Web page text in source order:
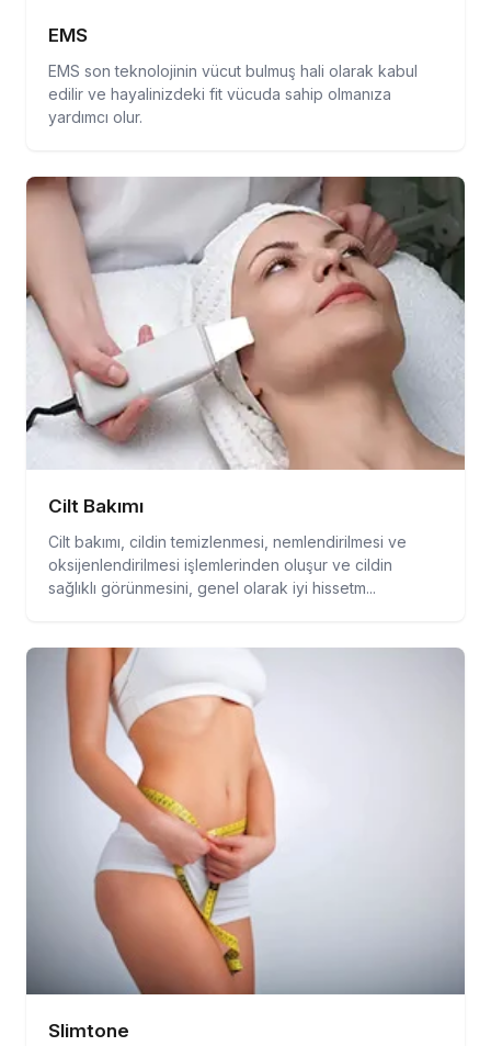
EMS
EMS son teknolojinin vücut bulmuş hali olarak kabul
edilir ve hayalinizdeki fit vücuda sahip olmanıza
yardımcı olur.
Cilt Bakımı
Cilt bakımı, cildin temizlenmesi, nemlendirilmesi ve
oksijenlendirilmesi işlemlerinden oluşur ve cildin
sağlıklı görünmesini, genel olarak iyi hissetm...
Slimtone